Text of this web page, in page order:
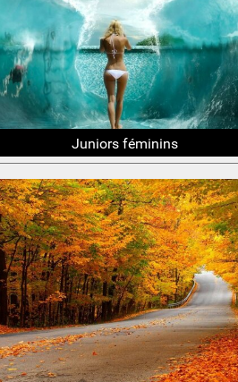
Juniors féminins